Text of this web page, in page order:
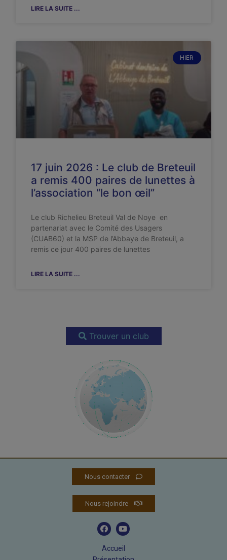
LIRE LA SUITE ...
HIER
17 juin 2026 : Le club de Breteuil
a remis 400 paires de lunettes à
l’association “le bon œil”
Le club Richelieu Breteuil Val de Noye en
partenariat avec le Comité des Usagers
(CUAB60) et la MSP de l’Abbaye de Breteuil, a
remis ce jour 400 paires de lunettes
LIRE LA SUITE ...
Trouver un club
Nous contacter
Nous rejoindre
Accueil